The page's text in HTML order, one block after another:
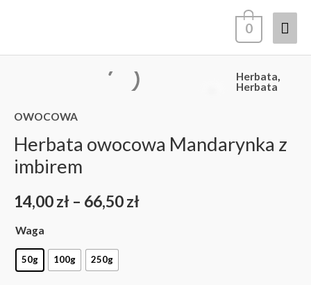
0
Herbata,
Herbata
OWOCOWA
Herbata owocowa Mandarynka z
imbirem
14,00zł – 66,50zł
Zakres
od
do
Waga
50g 100g 250g
owocowa
Mandarynka
z
imbirem